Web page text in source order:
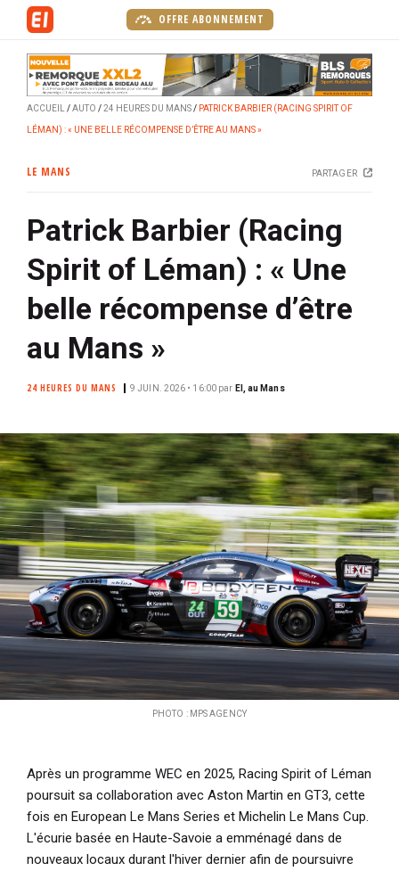
p
a
l
OFFRE ABONNEMENT
ACCUEIL AUTO 24 HEURES DU MANS PATRICK BARBIER (RACING SPIRIT OF
LÉMAN) : « UNE BELLE RÉCOMPENSE D’ÊTRE AU MANS »
LE MANS PARTAGER
Patrick Barbier (Racing
Spirit of Léman) : « Une
belle récompense d’être
au Mans »
24 HEURES DU MANS 9 JUIN. 2026 • 16:00 par EI, au Mans
PHOTO : MPS AGENCY
Après un programme WEC en 2025, Racing Spirit of Léman
poursuit sa collaboration avec Aston Martin en GT3, cette
fois en European Le Mans Series et Michelin Le Mans Cup.
L'écurie basée en Haute-Savoie a emménagé dans de
nouveaux locaux durant l'hiver dernier afin de poursuivre